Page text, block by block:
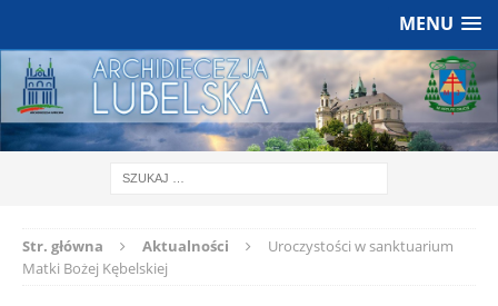
MENU
Str. główna Aktualności
Uroczystości w sanktuarium
Matki Bożej Kębelskiej